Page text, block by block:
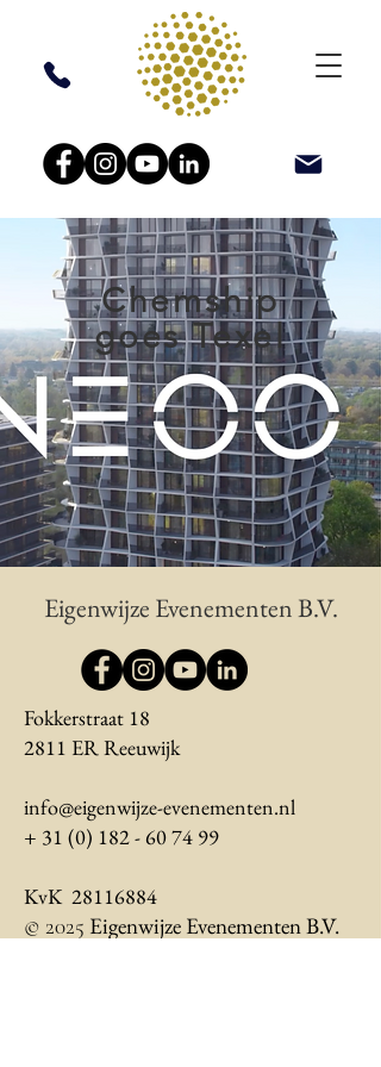
Chemship
goes Texel
Eigenwijze Evenementen B.V.
Fokkerstraat 18
2811 ER Reeuwijk
info@eigenwijze-evenementen.nl
+ 31 (0) 182 - 60 74 99
KvK 28116884
© 2025 Eigenwijze Evenementen B.V.